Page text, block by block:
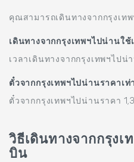
คุณสามารถเดินทางจากกรุงเท
เดินทางจากกรุงเทพฯไปน่านใช้
เวลาเดินทางจากกรุงเทพฯไปน่
ตั๋วจากกรุงเทพฯไปน่านราคาเท่
ตั๋วจากกรุงเทพฯไปน่านราคา
วิธีเดินทางจากกรุงเ
บิน